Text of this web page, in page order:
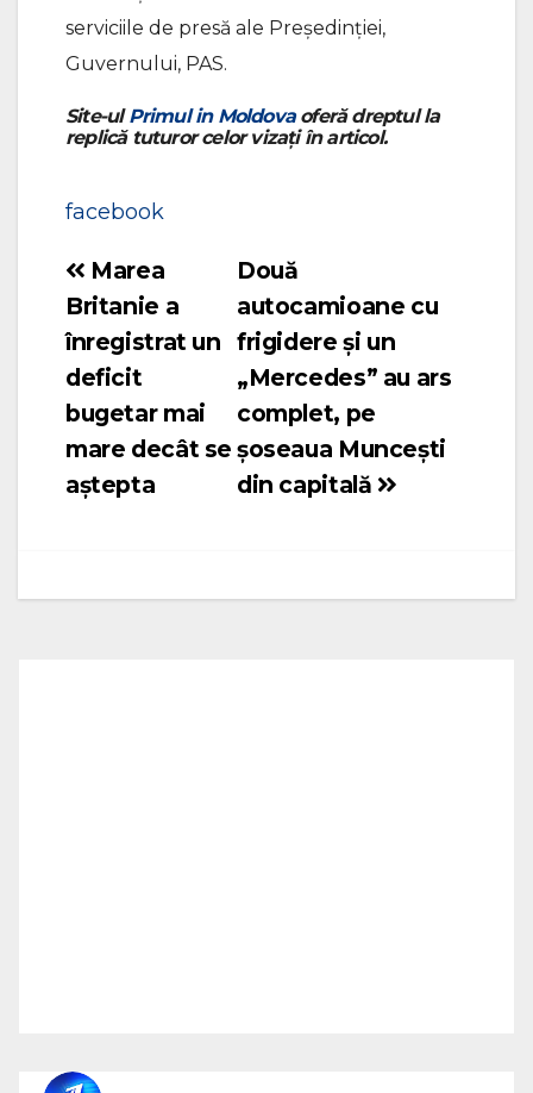
serviciile de presă ale Președinției,
Guvernului, PAS.
Site-ulPrimul in Moldovaoferă dreptul la
replică tuturor celor vizați în articol.
facebook
Navigare
în
articole
Două
autocamioane cu
frigidere și un
„Mercedes” au ars
complet, pe
șoseaua Muncești
din capitală
Marea
Britanie a
înregistrat un
deficit
bugetar mai
mare decât se
aștepta